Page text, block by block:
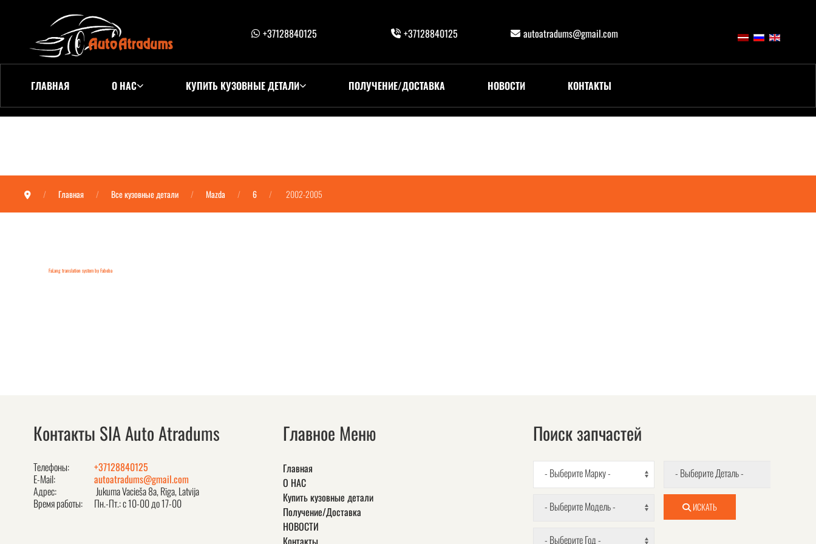
+37128840125 +37128840125 autoatradums@gmail.com
ГЛАВНАЯ О НАС КУПИТЬ КУЗОВНЫЕ ДЕТАЛИ ПОЛУЧЕНИЕ/ДОСТАВКА НОВОСТИ КОНТАКТЫ
Главная Все кузовные детали Mazda 6 2002-2005
FaLang translation system by Faboba
Контакты SIA Auto Atradums
Телефоны:
+37128840125
E-Mail:
autoatradums@gmail.com
Адрес:
Jukuma Vacieša 8a, Rīga, Latvija
Время работы:
Пн.-Пт.: с 10-00 до 17-00
Главное Меню
Главная
О НАС
Купить кузовные детали
Получение/Доставка
НОВОСТИ
Контакты
Поиск запчастей
- Выберите Марку -
- Выберите Модель -
- Выберите Год -
- Выберите Деталь -
ИСКАТЬ